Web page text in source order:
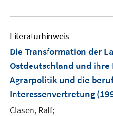
Literaturhinweis
Die Transformation der
Ostdeutschland und ihre
Agrarpolitik und die
Interessenvertretung
Clasen, Ralf;